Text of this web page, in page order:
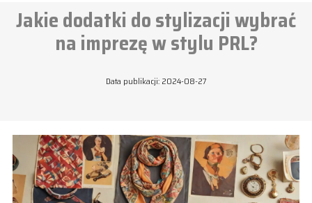
Jakie dodatki do stylizacji wybrać
na imprezę w stylu PRL?
Data publikacji: 2024-08-27